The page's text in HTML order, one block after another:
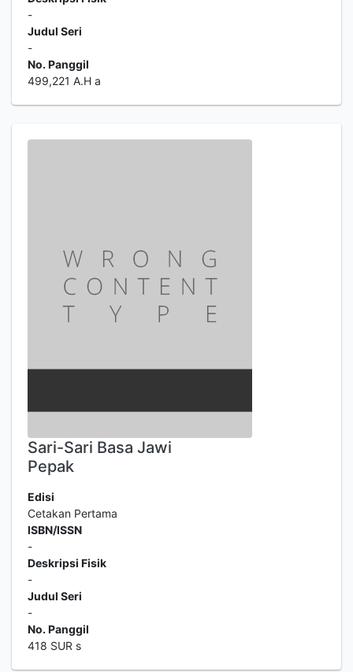
-
Judul Seri
-
No. Panggil
499,221 A.H a
Sari-Sari Basa Jawi
Pepak
Edisi
Cetakan Pertama
ISBN/ISSN
-
Deskripsi Fisik
-
Judul Seri
-
No. Panggil
418 SUR s